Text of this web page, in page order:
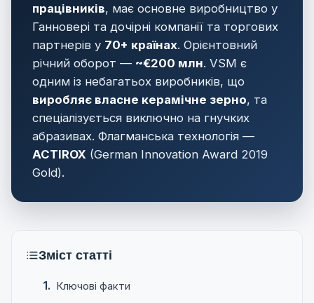
працівників, має основне виробництво у
Ганновері та дочірні компанії та торгових
партнерів у 70+ країнах. Орієнтовний
річний оборот — ~€200 млн. VSM є
одним із небагатьох виробників, що
виробляє власне керамічне зерно, та
спеціалізується виключно на гнучких
абразивах. Флагманська технологія —
ACTIROX (German Innovation Award 2019
Gold).
Зміст статті
Ключові факти